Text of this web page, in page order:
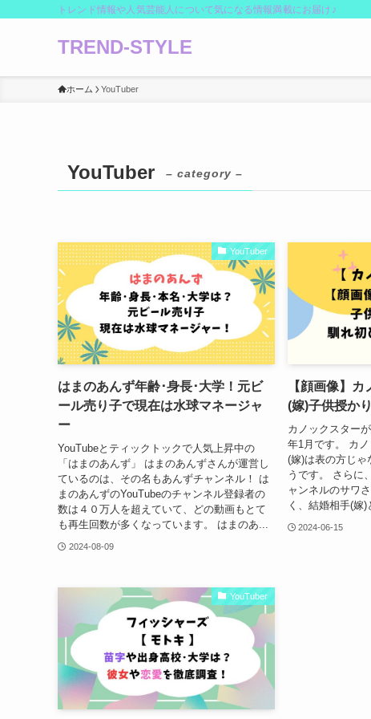
トレンド情報や人気芸能人について気になる情報満載にお届け♪
TREND-STYLE
ホーム YouTuber
YouTuber – category –
YouTuber
はまのあんず年齢･身長･大学！元ビ
ール売り子で現在は水球マネージャ
ー
YouTubeとティックトックで人気上昇中の
「はまのあんず」 はまのあんずさんが運営し
ているのは、その名もあんずチャンネル！ は
まのあんずのYouTubeのチャンネル登録者の
数は４０万人を超えていて、どの動画もとて
も再生回数が多くなっています。 はまのあ...
2024-08-09
【顔画像】
(嫁)子供授か
カノックスター
年1月です。 カ
(嫁)は表の方じゃ
うです。 さらに
ャンネルのサワ
く、結婚相手(嫁)
2024-06-15
YouTuber